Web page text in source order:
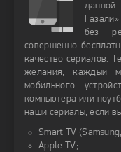
данной
без
совершенно
качество сериалов.
желания, каждый
мобильного
компьютера или
наши сериалы, если
Smart TV
Apple TV;